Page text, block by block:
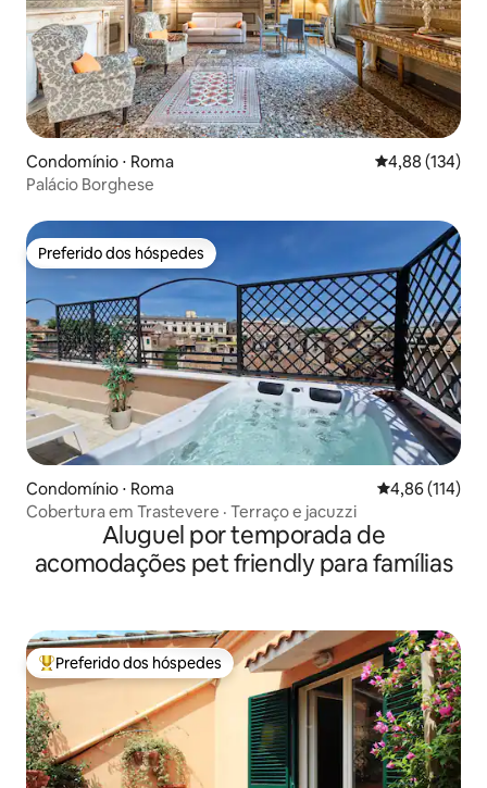
Condomínio ⋅ Roma 4,88 de uma
4,88 (134)
Palácio Borghese
Preferido dos hóspedes
Preferido dos hóspedes
Condomínio ⋅ Roma 4,86 de uma
4,86 (114)
Cobertura em Trastevere · Terraço e jacuzzi
Aluguel por temporada de
acomodações pet friendly para famílias
Entre os melhores preferidos dos hóspedes
Preferido dos hóspedes